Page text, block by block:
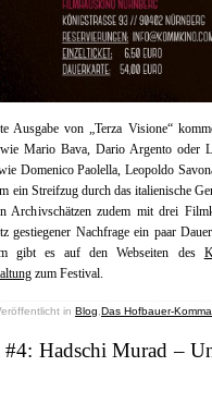
von „Terza Visione“
Mario Bava, Dario Argento oder
Domenico Paolella, Leopoldo
ein Streifzug durch das italienische
Archivschätzen zudem mit drei
Nachfrage ein paar
gibt es auf den Webseiten des
zum Festival.
in Blog Das Hofbauer-
Hadschi Murad –